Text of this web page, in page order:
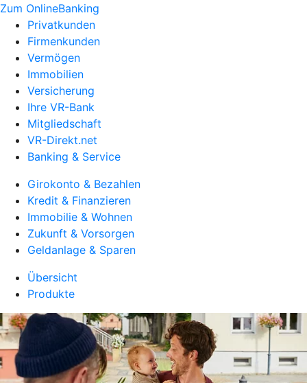
Zum OnlineBanking
Privatkunden
Firmenkunden
Vermögen
Immobilien
Versicherung
Ihre VR-Bank
Mitgliedschaft
VR-Direkt.net
Banking & Service
Girokonto & Bezahlen
Kredit & Finanzieren
Immobilie & Wohnen
Zukunft & Vorsorgen
Geldanlage & Sparen
Übersicht
Produkte